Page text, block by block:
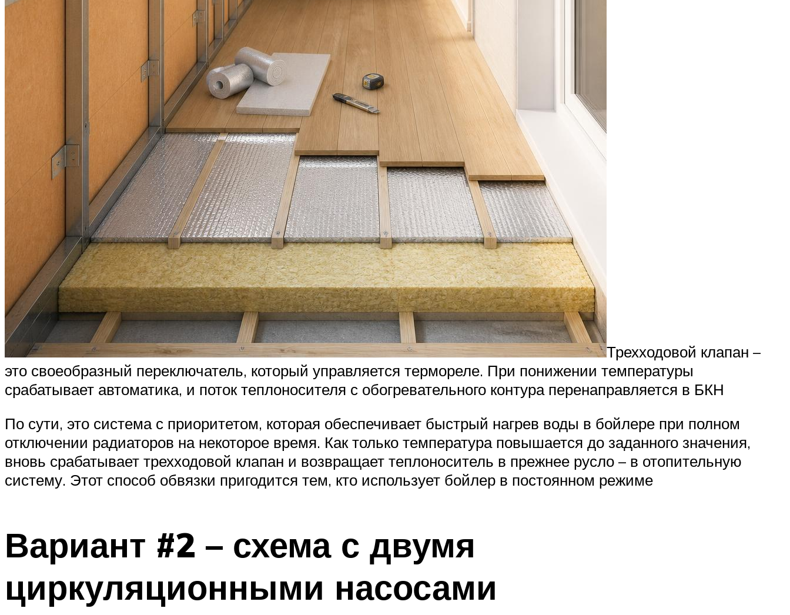
Трехходовой клапан –
это своеобразный переключатель, который управляется термореле. При понижении температуры
срабатывает автоматика, и поток теплоносителя с обогревательного контура перенаправляется в БКН
По сути, это система с приоритетом, которая обеспечивает быстрый нагрев воды в бойлере при полном
отключении радиаторов на некоторое время. Как только температура повышается до заданного значения,
вновь срабатывает трехходовой клапан и возвращает теплоноситель в прежнее русло – в отопительную
систему. Этот способ обвязки пригодится тем, кто использует бойлер в постоянном режиме
Вариант #2 – схема с двумя
циркуляционными насосами